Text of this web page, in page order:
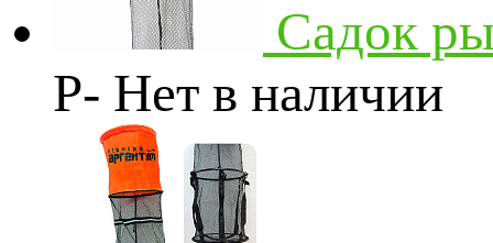
Садок
P- Нет в наличии